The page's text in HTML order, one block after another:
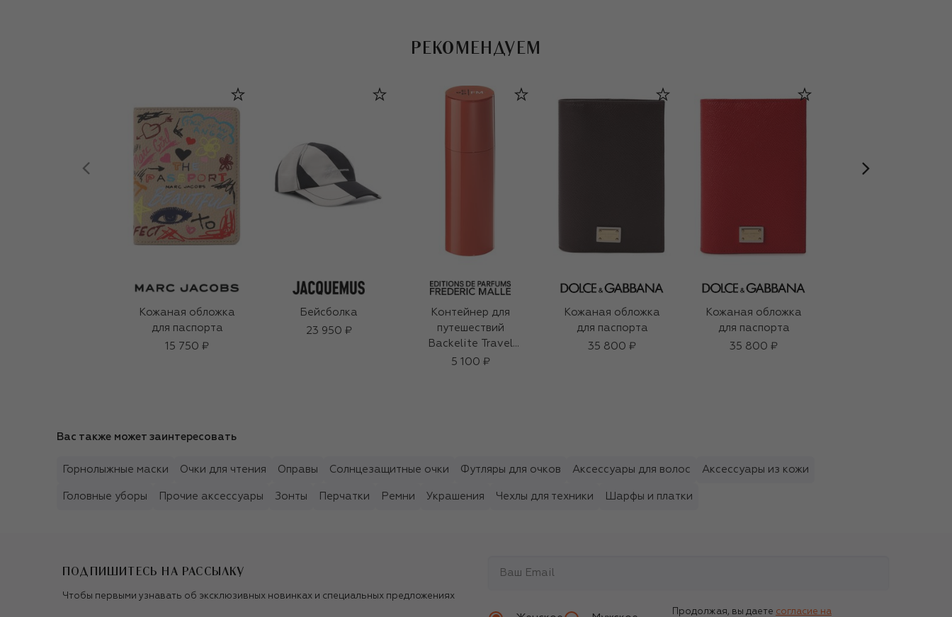
РЕКОМЕНДУЕМ
Кожаная обложка
для паспорта
15 750 ₽
Бейсболка
23 950 ₽
Контейнер для
путешествий
Backelite Travel
Spray
5 100 ₽
Кожаная обложка
для паспорта
35 800 ₽
Кожаная обложка
для паспорта
35 800 ₽
Вас также может заинтересовать
Горнолыжные маски Очки для чтения Оправы Солнцезащитные очки Футляры для очков Аксессуары для волос Аксессуары из кожи
Головные уборы Прочие аксессуары Зонты Перчатки Ремни Украшения Чехлы для техники Шарфы и платки
ПОДПИШИТЕСЬ НА РАССЫЛКУ
Чтобы первыми узнавать об эксклюзивных новинках и специальных предложениях
Продолжая, вы даете согласие на